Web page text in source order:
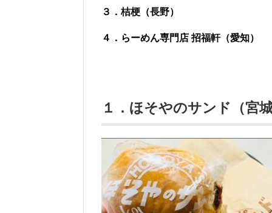
３．桔梗（長野）
４．らーめん専門店 招福軒（愛知）
１．ほそやのサンド（宮